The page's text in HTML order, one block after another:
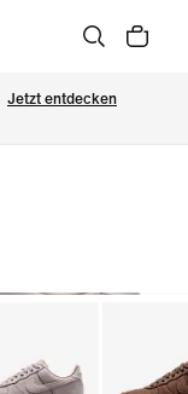
Jetzt entdecken